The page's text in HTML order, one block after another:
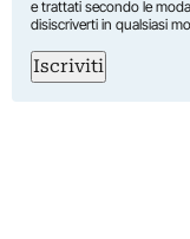
e trattati secondo le
disiscriverti in qualsiasi
Iscriviti